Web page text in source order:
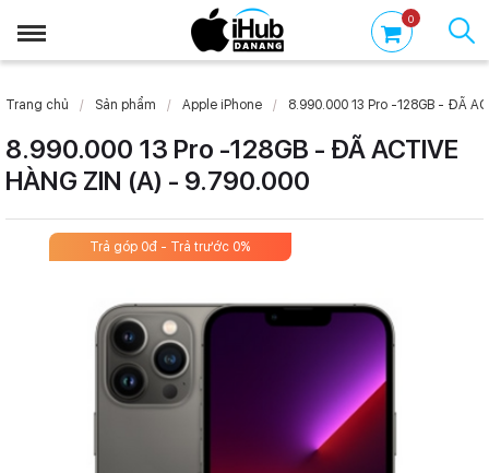
0
Trang chủ Sản phẩm Apple iPhone 8.990.000 13 Pro -128GB - ĐÃ
8.990.000 13 Pro -128GB - ĐÃ ACTIVE
HÀNG ZIN (A) - 9.790.000
Trả góp 0đ - Trả trước 0%